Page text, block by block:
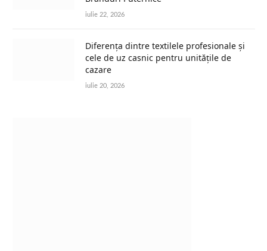
iulie 22, 2026
Diferența dintre textilele profesionale și
cele de uz casnic pentru unitățile de
cazare
iulie 20, 2026